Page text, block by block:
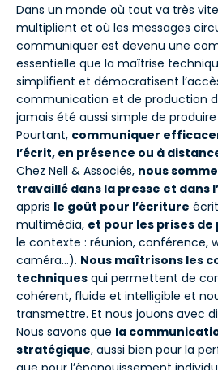
Dans un monde où tout va très
multiplient et où les messages
communiquer est devenu une
essentielle que la maîtrise
simplifient et démocratisent
communication et de production
jamais été aussi simple de
Pourtant, communiquer
l’écrit, en présence ou à
Chez Nell & Associés, nous
travaillé dans la presse et dans
appris le goût pour l’écriture
multimédia, et pour les prises de
le contexte : réunion, conférence,
caméra…). Nous maîtrisons les
techniques qui permettent de
cohérent, fluide et intelligible et
transmettre. Et nous jouons avec
Nous savons que la
stratégique, aussi bien pour la